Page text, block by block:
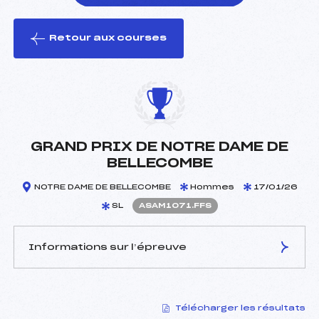
le ski
Retour aux courses
GRAND PRIX DE NOTRE DAME DE
BELLECOMBE
NOTRE DAME DE BELLECOMBE Hommes 17/01/26
SL ASAM1071.FFS
Informations sur l’épreuve
PICHOL-THIEVEND
Télécharger les résultats